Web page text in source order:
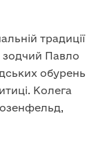
традиції
зодчий Павло
обурень
Колега